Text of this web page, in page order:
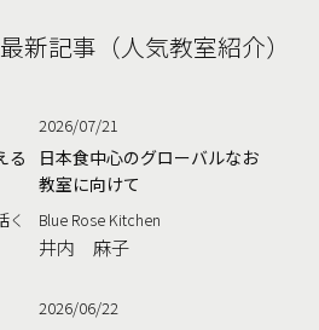
新記事（人気教室紹介）
る
く
2026/07/21
日本食中心のグローバルなお
教室に向けて
Blue Rose Kitchen
井内 麻子
2026/06/22